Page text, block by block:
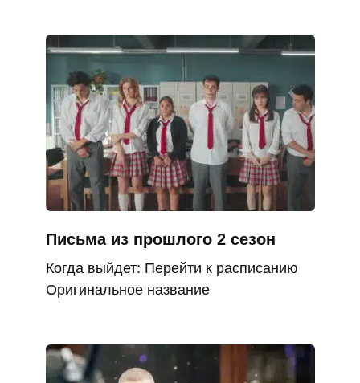
Письма из прошлого 2 сезон
Когда выйдет: Перейти к расписанию
Оригинальное название